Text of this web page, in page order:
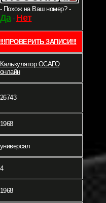
- Похож на Ваш номер? -
Да- Нет
!!!ПРОВЕРИТЬ ЗАПИСИ!!!
Калькулятор ОСАГО
онлайн
26743
1968
универсал
4
1968